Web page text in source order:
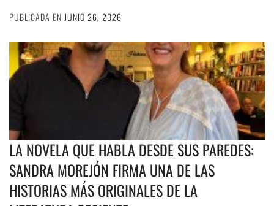
PUBLICADA EN JUNIO 26, 2026
LA NOVELA QUE HABLA DESDE SUS PAREDES:
SANDRA MOREJÓN FIRMA UNA DE LAS
HISTORIAS MÁS ORIGINALES DE LA